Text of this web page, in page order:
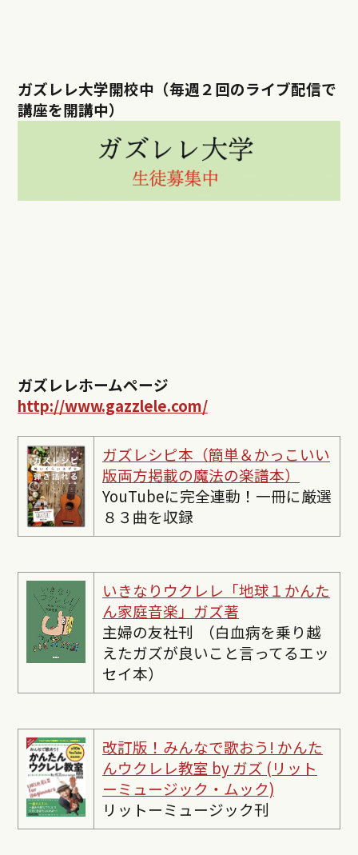
ガズレレ大学開校中（毎週２回のライブ配信で
講座を開講中）
ガズレレホームページ
http://www.gazzlele.com/
ガズレシピ本（簡単＆かっこいい
版両方掲載の魔法の楽譜本）
YouTubeに完全連動！一冊に厳選
８３曲を収録
いきなりウクレレ「地球１かんた
ん家庭音楽」ガズ著
主婦の友社刊 （白血病を乗り越
えたガズが良いこと言ってるエッ
セイ本）
改訂版！みんなで歌おう! かんた
んウクレレ教室 by ガズ (リット
ーミュージック・ムック)
リットーミュージック刊